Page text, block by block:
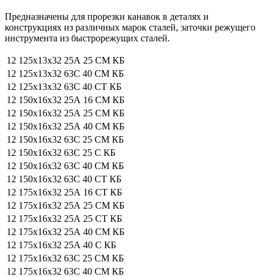
Предназначены для прорезки канавок в деталях и
конструкциях из различных марок сталей, заточки режущего
инструмента из быстрорежущих сталей.
12 125х13х32 25А 25 СМ КБ
12 125х13х32 63С 40 СМ КБ
12 125х13х32 63С 40 СТ КБ
12 150х16х32 25А 16 СМ КБ
12 150х16х32 25А 25 СМ КБ
12 150х16х32 25А 40 СМ КБ
12 150х16х32 63С 25 СМ КБ
12 150х16х32 63С 25 С КБ
12 150х16х32 63С 40 СМ КБ
12 150х16х32 63С 40 СТ КБ
12 175х16х32 25А 16 СТ КБ
12 175х16х32 25А 25 СМ КБ
12 175х16х32 25А 25 СТ КБ
12 175х16х32 25А 40 СМ КБ
12 175х16х32 25А 40 С КБ
12 175х16х32 63С 25 СМ КБ
12 175х16х32 63С 40 СМ КБ